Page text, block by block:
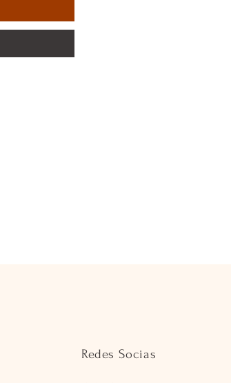
Redes Socias